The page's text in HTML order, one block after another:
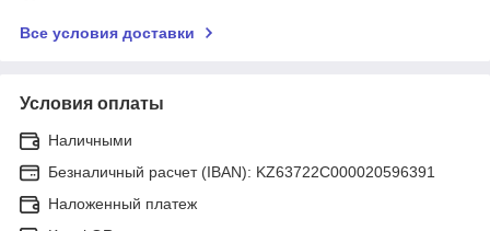
Все условия доставки
Условия оплаты
Наличными
Безналичный расчет (IBAN): KZ63722C000020596391
Наложенный платеж